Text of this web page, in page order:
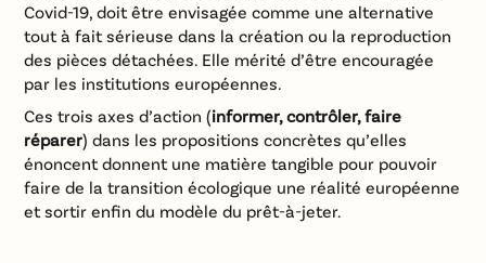
Covid-19, doit être envisagée comme une alternative
tout à fait sérieuse dans la création ou la reproduction
des pièces détachées. Elle mérité d’être encouragée
par les institutions européennes.
Ces trois axes d’action (informer, contrôler, faire
réparer) dans les propositions concrètes qu’elles
énoncent donnent une matière tangible pour pouvoir
faire de la transition écologique une réalité européenne
et sortir enfin du modèle du prêt-à-jeter.